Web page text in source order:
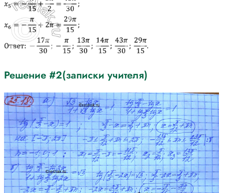
Решение #2(записки учителя)